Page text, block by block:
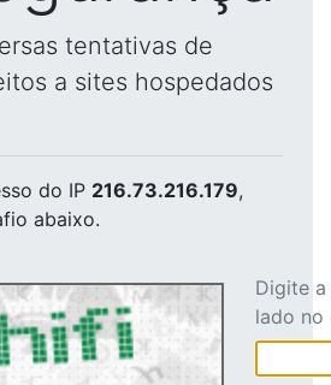
tentativas de
a sites hospedados
do IP 216.73.216.179,
abaixo.
Digite
lado no